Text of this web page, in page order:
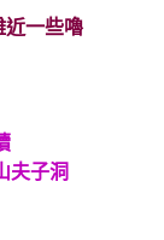
近一些嚕